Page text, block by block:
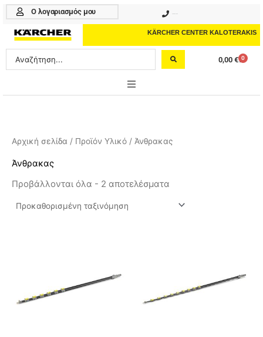
Μετάβαση
περιεχόμενο
Ο λογαριασμός μου
KÄRCHER CENTER KALOTERAKIS
Search
...
0,00 € 0
Cart
PROFESSIONAL
ΑΞΕΣΟΥΑΡ
ΚΑΘΑΡΙΣΤΙΚΑ
Αρχική σελίδα / Προϊόν Υλικό / Άνθρακας
Άνθρακας
Προβάλλονται όλα - 2 αποτελέσματα